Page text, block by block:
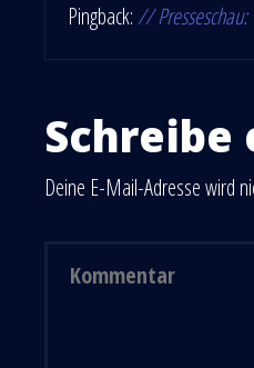
Pingback://
Deine E-Mail-Adresse wird